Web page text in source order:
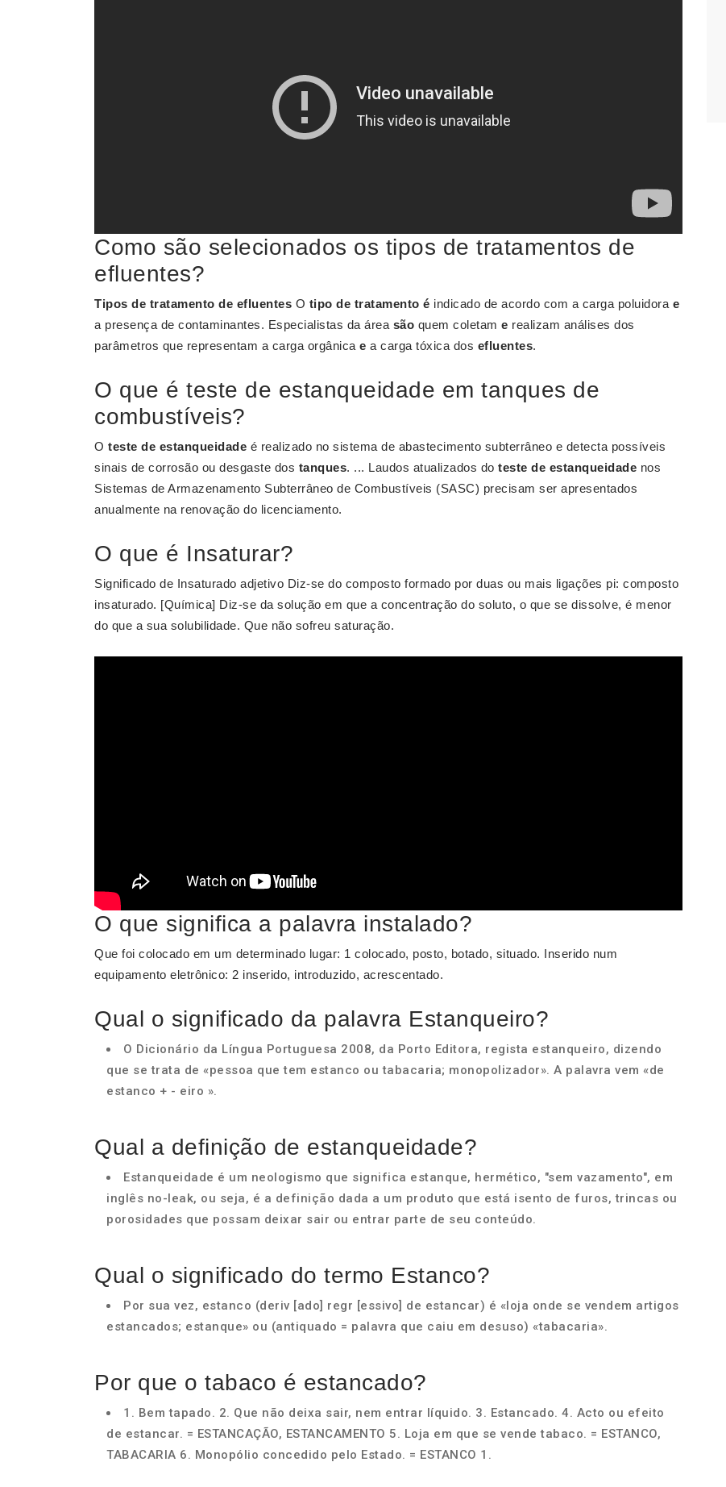
Como são selecionados os tipos de tratamentos de
efluentes?
Tipos de tratamento de efluentes O tipo de tratamento é indicado de acordo com a carga poluidora e
a presença de contaminantes. Especialistas da área são quem coletam e realizam análises dos
parâmetros que representam a carga orgânica e a carga tóxica dos efluentes.
O que é teste de estanqueidade em tanques de
combustíveis?
O teste de estanqueidade é realizado no sistema de abastecimento subterrâneo e detecta possíveis
sinais de corrosão ou desgaste dos tanques. ... Laudos atualizados do teste de estanqueidade nos
Sistemas de Armazenamento Subterrâneo de Combustíveis (SASC) precisam ser apresentados
anualmente na renovação do licenciamento.
O que é Insaturar?
Significado de Insaturado adjetivo Diz-se do composto formado por duas ou mais ligações pi: composto
insaturado. [Química] Diz-se da solução em que a concentração do soluto, o que se dissolve, é menor
do que a sua solubilidade. Que não sofreu saturação.
O que significa a palavra instalado?
Que foi colocado em um determinado lugar: 1 colocado, posto, botado, situado. Inserido num
equipamento eletrônico: 2 inserido, introduzido, acrescentado.
Qual o significado da palavra Estanqueiro?
O Dicionário da Língua Portuguesa 2008, da Porto Editora, regista estanqueiro, dizendo
que se trata de «pessoa que tem estanco ou tabacaria; monopolizador». A palavra vem «de
estanco + - eiro ».
Qual a definição de estanqueidade?
Estanqueidade é um neologismo que significa estanque, hermético, "sem vazamento", em
inglês no-leak, ou seja, é a definição dada a um produto que está isento de furos, trincas ou
porosidades que possam deixar sair ou entrar parte de seu conteúdo.
Qual o significado do termo Estanco?
Por sua vez, estanco (deriv [ado] regr [essivo] de estancar) é «loja onde se vendem artigos
estancados; estanque» ou (antiquado = palavra que caiu em desuso) «tabacaria».
Por que o tabaco é estancado?
1. Bem tapado. 2. Que não deixa sair, nem entrar líquido. 3. Estancado. 4. Acto ou efeito
de estancar. = ESTANCAÇÃO, ESTANCAMENTO 5. Loja em que se vende tabaco. = ESTANCO,
TABACARIA 6. Monopólio concedido pelo Estado. = ESTANCO 1.